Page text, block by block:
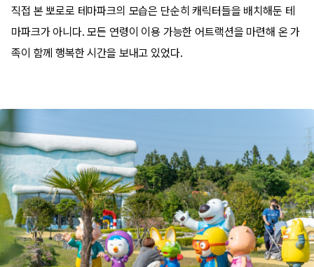
직접 본 뽀로로 테마파크의 모습은 단순히 캐릭터들을 배치해둔 테
마파크가 아니다. 모든 연령이 이용 가능한 어트랙션을 마련해 온 가
족이 함께 행복한 시간을 보내고 있었다.